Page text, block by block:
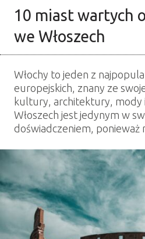
10 miast wartych
we Włoszech
Włochy to jeden z
europejskich, znany ze
kultury, architektury, mody
Włoszech jest jedynym w
doświadczeniem,